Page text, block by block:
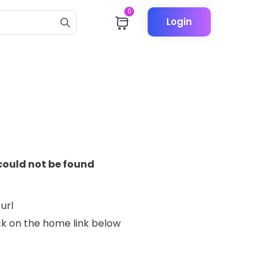
0
Login
not be found
on the home link below